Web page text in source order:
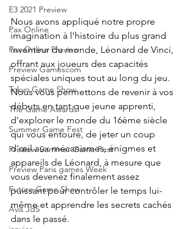
E3 2021 Preview
Pax Online
Pax Online Preview
Preview Gamescom
Tokyo Game Show
The Game Awards
Summer Game Fest
Preview Summer Game Fest
Preview Paris games Week
Future Game Show
Avis JdS
Nous avons appliqué notre propre
imagination à l'histoire du plus grand
inventeur du monde, Léonard de Vinci,
offrant aux joueurs des capacités
spéciales uniques tout au long du jeu.
Nous vous permettons de revenir à vos
débuts en tant que jeune apprenti,
d'explorer le monde du 16ème siècle
qui vous entoure, de jeter un coup
d'œil aux mécanismes, énigmes et
appareils de Léonard, à mesure que
vous devenez finalement assez
puissant pour contrôler le temps lui-
même et apprendre les secrets cachés
dans le passé.